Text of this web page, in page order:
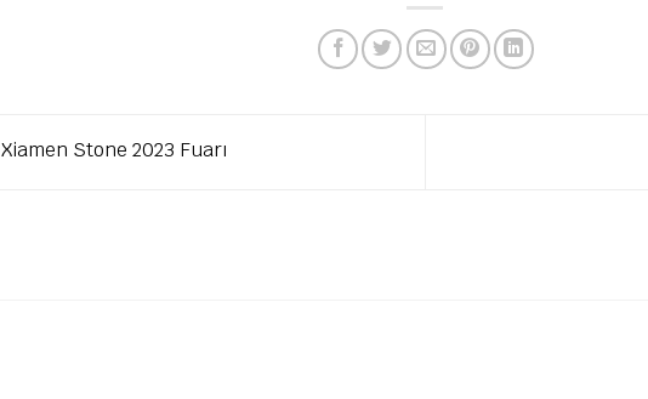
Xiamen Stone 2023 Fuarı